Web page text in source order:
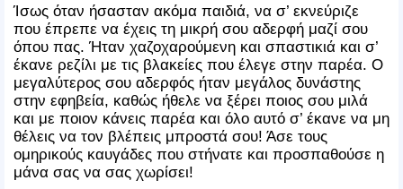
Ίσως όταν ήσασταν ακόμα παιδιά, να σ’ εκνεύριζε
που έπρεπε να έχεις τη μικρή σου αδερφή μαζί σου
όπου πας. Ήταν χαζοχαρούμενη και σπαστικιά και σ’
έκανε ρεζίλι με τις βλακείες που έλεγε στην παρέα. Ο
μεγαλύτερος σου αδερφός ήταν μεγάλος δυνάστης
στην εφηβεία, καθώς ήθελε να ξέρει ποιος σου μιλά
και με ποιον κάνεις παρέα και όλο αυτό σ’ έκανε να μη
θέλεις να τον βλέπεις μπροστά σου! Άσε τους
ομηρικούς καυγάδες που στήνατε και προσπαθούσε η
μάνα σας να σας χωρίσει!